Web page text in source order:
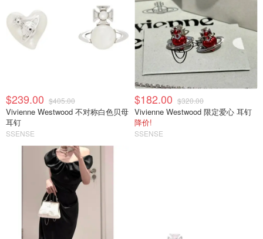
$239.00 $405.00
Vivienne Westwood 不对称白色贝母
耳钉
SSENSE
$182.00 $320.00
Vivienne Westwood 限定爱心 耳钉
降价!
SSENSE